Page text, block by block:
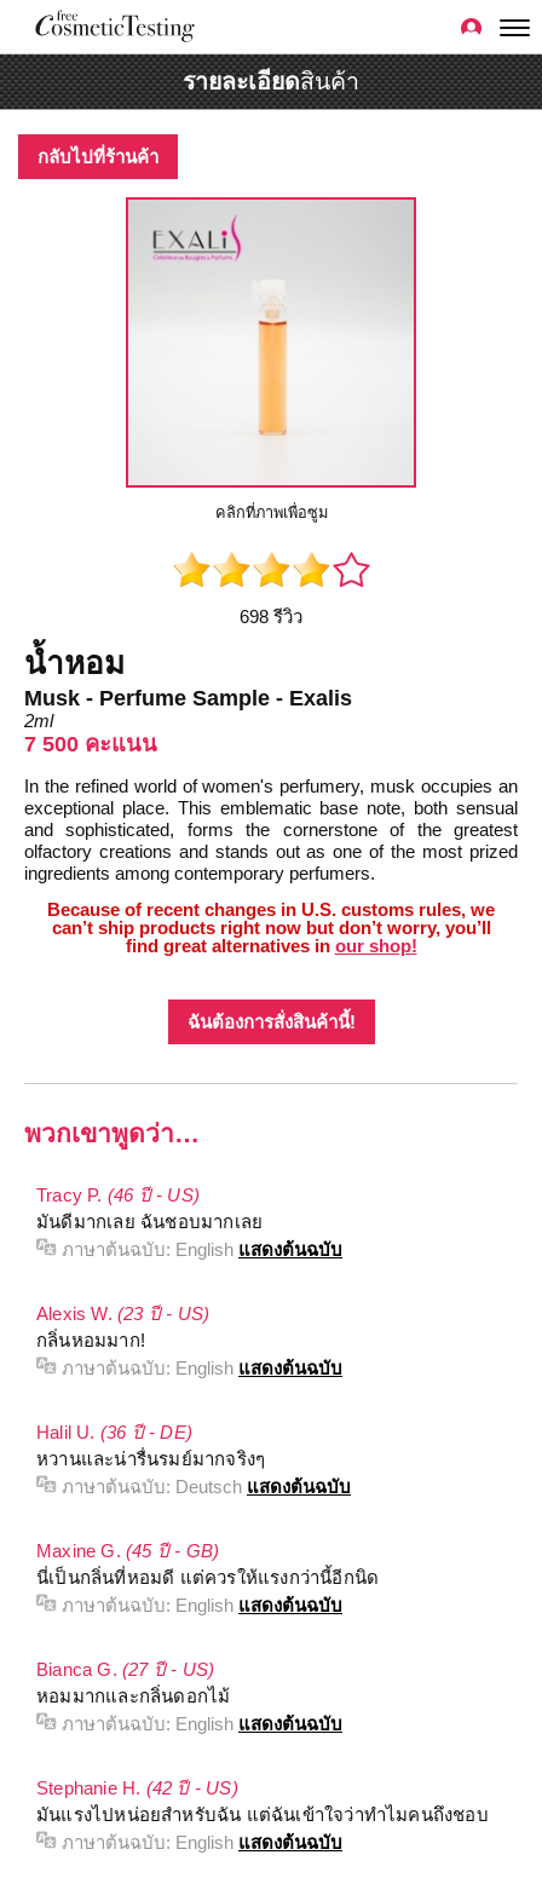
รายละเอียดสินค้า
กลับไปที่ร้านค้า
คลิกที่ภาพเพื่อซูม
698 รีวิว
น้ำหอม
Musk - Perfume Sample - Exalis
2ml
7 500 คะแนน
In the refined world of women's perfumery, musk occupies an
exceptional place. This emblematic base note, both sensual
and sophisticated, forms the cornerstone of the greatest
olfactory creations and stands out as one of the most prized
ingredients among contemporary perfumers.
Because of recent changes in U.S. customs rules, we
can’t ship products right now but don’t worry, you’ll
find great alternatives in our shop!
ฉันต้องการสั่งสินค้านี้!
พวกเขาพูดว่า…
Tracy P. (46 ปี - US)
มันดีมากเลย ฉันชอบมากเลย
ภาษาต้นฉบับ: English แสดงต้นฉบับ
Alexis W. (23 ปี - US)
กลิ่นหอมมาก!
ภาษาต้นฉบับ: English แสดงต้นฉบับ
Halil U. (36 ปี - DE)
หวานและน่ารื่นรมย์มากจริงๆ
ภาษาต้นฉบับ: Deutsch แสดงต้นฉบับ
Maxine G. (45 ปี - GB)
นี่เป็นกลิ่นที่หอมดี แต่ควรให้แรงกว่านี้อีกนิด
ภาษาต้นฉบับ: English แสดงต้นฉบับ
Bianca G. (27 ปี - US)
หอมมากและกลิ่นดอกไม้
ภาษาต้นฉบับ: English แสดงต้นฉบับ
Stephanie H. (42 ปี - US)
มันแรงไปหน่อยสำหรับฉัน แต่ฉันเข้าใจว่าทำไมคนถึงชอบ
ภาษาต้นฉบับ: English แสดงต้นฉบับ